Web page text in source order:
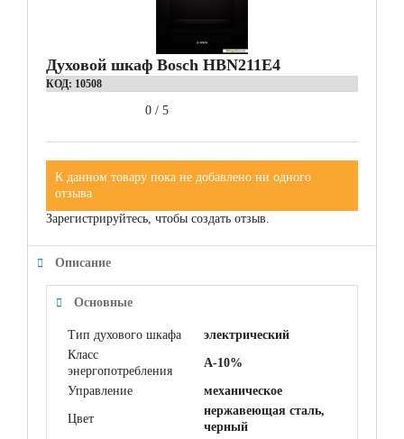
Духовой шкаф Bosch HBN211E4
КОД: 10508
0 / 5
К данном товару пока не добавлено ни одного
отзыва
Зарегистрируйтесь, чтобы создать отзыв.
Описание
Основные
Тип духового шкафа
электрический
Класс
энергопотребления
A-10%
Управление механическое
Цвет
нержавеющая сталь,
черный